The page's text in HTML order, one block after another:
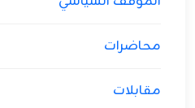
محاضرات
مقابلات